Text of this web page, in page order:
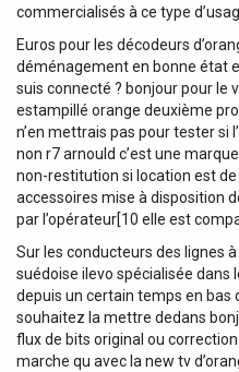
commercialisés à ce type
Euros pour les décodeurs
déménagement en bonne état
suis connecté ? bonjour pour le
estampillé orange deuxième
n’en mettrais pas pour tester si
non r7 arnould c’est une
non-restitution si location est
accessoires mise à disposition
par l’opérateur[10 elle est
Sur les conducteurs des lignes
suédoise ilevo spécialisée
depuis un certain temps en bas
souhaitez la mettre dedans
flux de bits original ou
marche qu avec la new tv